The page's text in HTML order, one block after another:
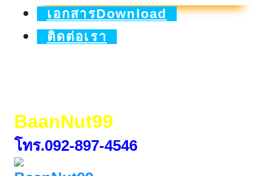
เอกสารDownload
ติดต่อเรา
BaanNut99
โทร.092-897-4546
Shock